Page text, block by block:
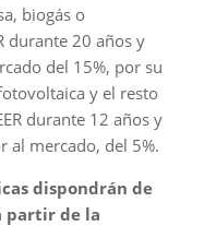
biogás o
durante 20 años y
del 15%, por su
y el resto
durante 12 años y
al mercado, del 5%.
dispondrán de
partir de la